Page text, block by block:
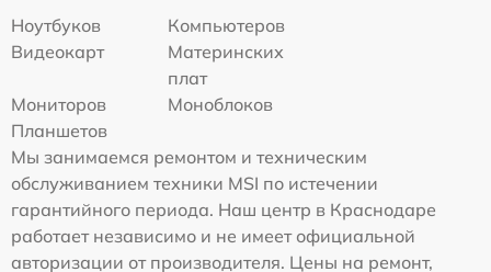
Ноутбуков
Компьютеров
Видеокарт
Материнских
плат
Мониторов
Моноблоков
Планшетов
Мы занимаемся ремонтом и техническим
обслуживанием техники MSI по истечении
гарантийного периода. Наш центр в Краснодаре
работает независимо и не имеет официальной
авторизации от производителя. Цены на ремонт,